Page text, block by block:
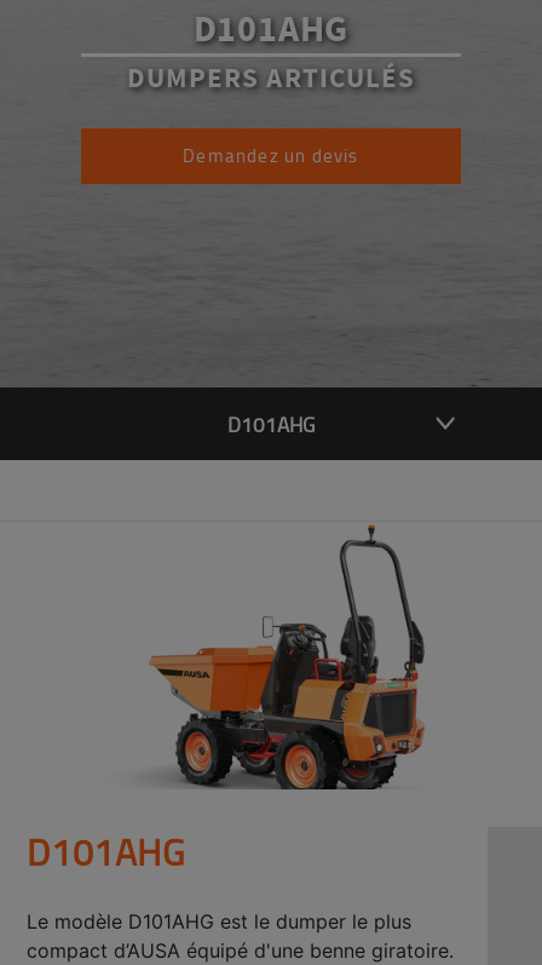
D101AHG
DUMPERS ARTICULÉS
Demandez un devis
D101AHG
D101AHG
Le modèle D101AHG est le dumper le plus
compact d’AUSA équipé d'une benne giratoire.